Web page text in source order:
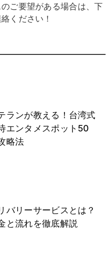
ご要望がある場合は、下
ください！
ランが教える！台湾式
エンタメスポット50
略法
バリーサービスとは？
と流れを徹底解説